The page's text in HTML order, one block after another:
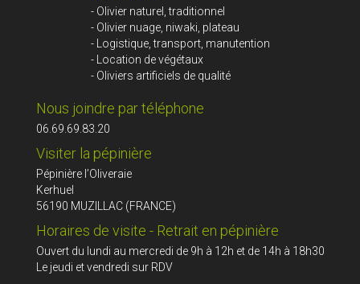
- Olivier naturel, traditionnel
- Olivier nuage, niwaki, plateau
- Logistique, transport, manutention
- Location de végétaux
- Oliviers artificiels de qualité
Nous joindre par téléphone
06.69.69.83.20
Visiter la pépinière
Pépinière l’Oliveraie
Kerhuel
56190 MUZILLAC (FRANCE)
Horaires de visite - Retrait en pépinière
Ouvert du lundi au mercredi de 9h à 12h et de 14h à 18h30
Le jeudi et vendredi sur RDV